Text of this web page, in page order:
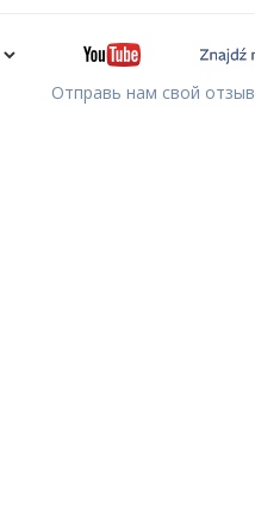
Отправь нам свой отзыв